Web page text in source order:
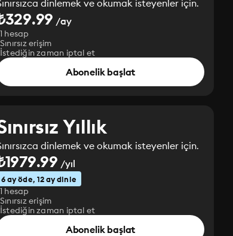
dinlemek ve okumak isteyenler için.
/ay
1 hesap
Sınırsız erişim
İstediğin zaman iptal et
Abonelik başlat
Yıllık
dinlemek ve okumak isteyenler için.
/yıl
6 ay öde, 12 ay dinle
1 hesap
Sınırsız erişim
İstediğin zaman iptal et
Abonelik başlat